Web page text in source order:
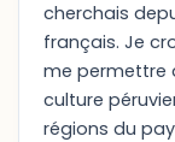
cherchais
français. Je
me permettre
culture
régions du